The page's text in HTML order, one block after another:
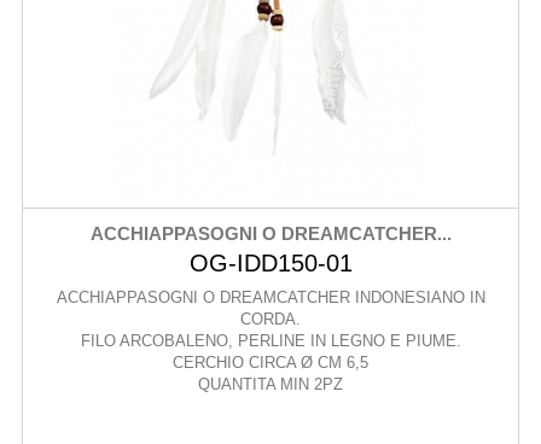
ACCHIAPPASOGNI O DREAMCATCHER...
OG-IDD150-01
ACCHIAPPASOGNI O DREAMCATCHER INDONESIANO IN
CORDA.
FILO ARCOBALENO, PERLINE IN LEGNO E PIUME.
CERCHIO CIRCA Ø CM 6,5
QUANTITA MIN 2PZ